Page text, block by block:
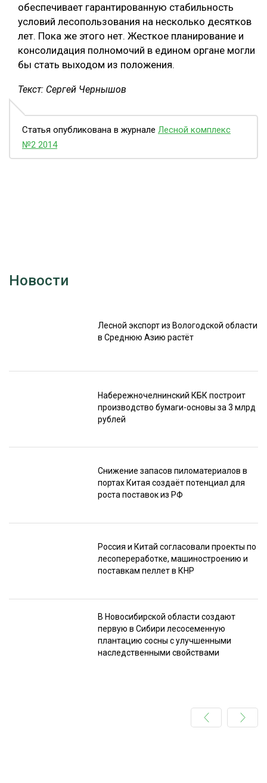
обеспечивает гарантированную стабильность
условий лесопользования на несколько десятков
лет. Пока же этого нет. Жесткое планирование и
консолидация полномочий в едином органе могли
бы стать выходом из положения.
Текст: Сергей Чернышов
Статья опубликована в журнале Лесной комплекс
№2 2014
Новости
Лесной экспорт из Вологодской области
в Среднюю Азию растёт
Набережночелнинский КБК построит
производство бумаги-основы за 3 млрд
рублей
Снижение запасов пиломатериалов в
портах Китая создаёт потенциал для
роста поставок из РФ
Россия и Китай согласовали проекты по
лесопереработке, машиностроению и
поставкам пеллет в КНР
В Новосибирской области создают
первую в Сибири лесосеменную
плантацию сосны с улучшенными
наследственными свойствами